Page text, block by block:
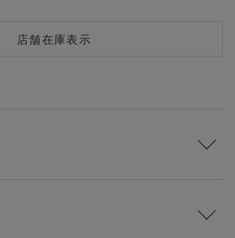
店舗在庫表示